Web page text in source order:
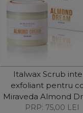
Italwax Scrub
exfoliant pentru
Miraveda Almond
400g
PRP: 75,00 LEI